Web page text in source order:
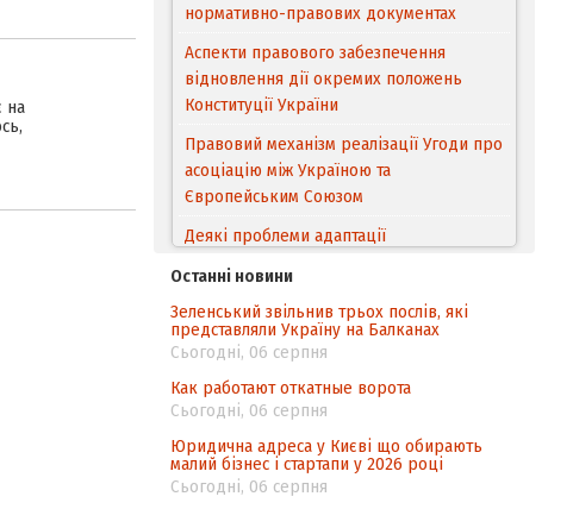
на
нормативно-правових документах
Аспекти правового забезпечення
відновлення дії окремих положень
Конституції України
Правовий механізм реалізації Угоди про
асоціацію між Україною та
Європейським Cоюзом
Деякі проблеми адаптації
походження товарів відповідно до
Угоди про торговельні аспекти прав
інтелектуальної власності (TRIPS) у
контексті євроінтеграції
Аналіз виборчого законодавства щодо
підрахунку голосів виборців
Інформаційна безпека суспільства
Останні новини
Зеленський звільнив трьох послів, які
представляли Україну на Балканах
Сьогодні, 06 серпня
Как работают откатные ворота
Сьогодні, 06 серпня
Юридична адреса у Києві що обирають
малий бізнес і стартапи у 2026 році
Сьогодні, 06 серпня